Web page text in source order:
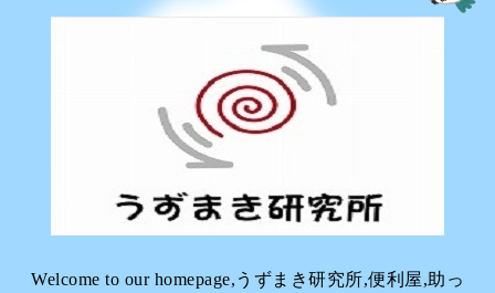
Welcome to our homepage,うずまき研究所,便利屋,助っ